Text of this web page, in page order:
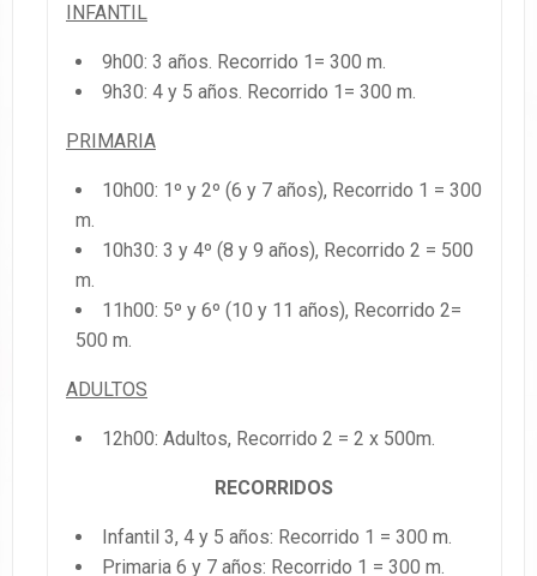
INFANTIL
9h00: 3 años. Recorrido 1= 300 m.
9h30: 4 y 5 años. Recorrido 1= 300 m.
PRIMARIA
10h00: 1º y 2º (6 y 7 años), Recorrido 1 = 300
m.
10h30: 3 y 4º (8 y 9 años), Recorrido 2 = 500
m.
11h00: 5º y 6º (10 y 11 años), Recorrido 2=
500 m.
ADULTOS
12h00: Adultos, Recorrido 2 = 2 x 500m.
RECORRIDOS
Infantil 3, 4 y 5 años: Recorrido 1 = 300 m.
Primaria 6 y 7 años: Recorrido 1 = 300 m.